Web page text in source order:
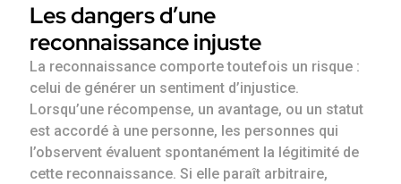
Les dangers d’une
reconnaissance injuste
La reconnaissance comporte toutefois un risque :
celui de générer un sentiment d’injustice.
Lorsqu’une récompense, un avantage, ou un statut
est accordé à une personne, les personnes qui
l’observent évaluent spontanément la légitimité de
cette reconnaissance. Si elle paraît arbitraire,